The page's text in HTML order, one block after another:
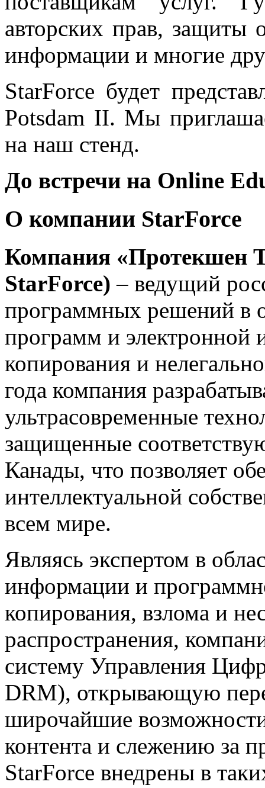
авторских прав, защиты
информации и многие
StarForce будет
Potsdam II. Мы
на наш стенд.
До встречи на Online
О компании StarForce
Компания «Протекшен
StarForce) – ведущий
программных решений в
программ и электронной
копирования и
года компания
ультрасовременные
защищенные
Канады, что позволяет
интеллектуальной
всем мире.
Являясь экспертом в
информации и
копирования, взлома и
распространения,
систему Управления
DRM), открывающую
широчайшие
контента и слежению за
StarForce внедрены в